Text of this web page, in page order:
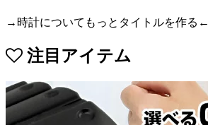
→時計についてもっとタイトルを作る←
注目アイテム